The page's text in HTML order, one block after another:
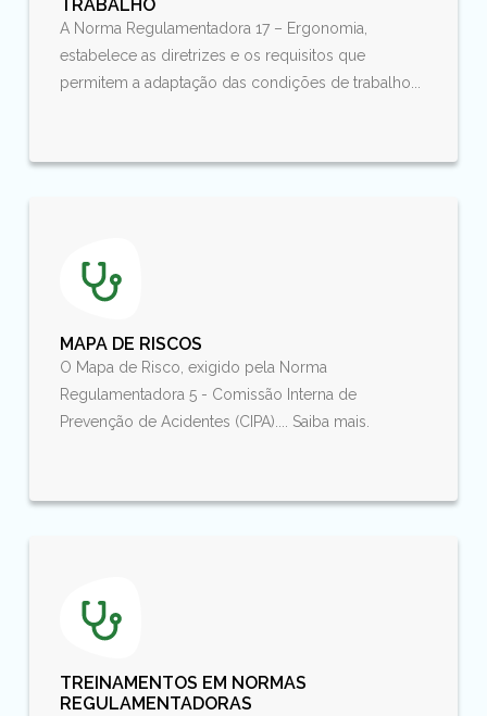
TRABALHO
A Norma Regulamentadora 17 – Ergonomia,
estabelece as diretrizes e os requisitos que
permitem a adaptação das condições de trabalho...
MAPA DE RISCOS
O Mapa de Risco, exigido pela Norma
Regulamentadora 5 - Comissão Interna de
Prevenção de Acidentes (CIPA).... Saiba mais.
TREINAMENTOS EM NORMAS
REGULAMENTADORAS